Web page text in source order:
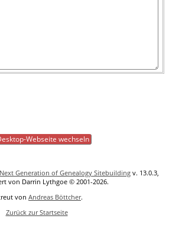
Webseite wechseln
Generation of Genealogy Sitebuilding v. 13.0.3,
von Darrin Lythgoe © 2001-2026.
von Andreas Böttcher.
Zurück zur Startseite